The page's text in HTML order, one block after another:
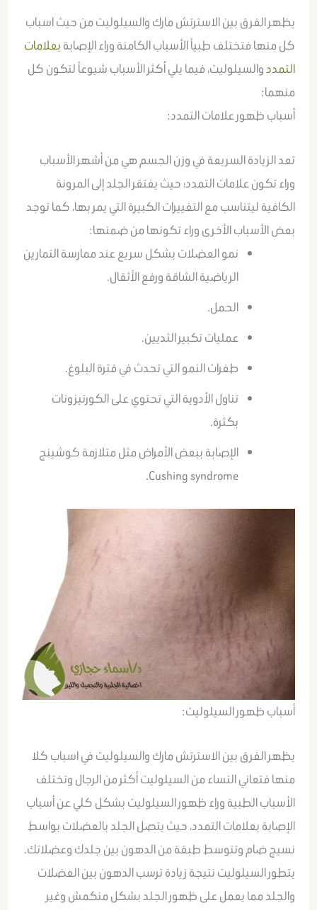
يظهر الفرق بين الاسترتش مارك والسيلوليت من حيث اسباب
كل منها فتختلف طبياً الأسباب الكامنة وراء الإصابة بعلامات
التمددوالسيلوليت، فيما يلي أكثر الأسباب شيوعاً لتكون كل
منهما:
أسباب ظهور علامات التمدد:
تعد الزيادة السريعة في وزن الجسم هي من أشهر الأسباب
وراء تكون علامات التمدد؛ حيث يفتقر الجلد إلى المرونة
الكافية ليتناسب مع التغييرات الكبيرة التي يمر بها، كما توجد
بعض الأسباب الأخرى وراء تكونها من ضمنها:
نمو العضلات بشكل سريع عند ممارسة التمارين
الرياضية الشاقة ورفع الأثقال.
الحمل.
عمليات تكبير الثديين.
طفرات النمو التي تحدث في فترة البلوغ.
تناول الأدوية التي تحتوي على الكورتيزونات
بكثرة.
الإصابة ببعض الأمراض مثل متلازمة كوشينج
Cushing syndrome.
أسباب ظهور السيلوليت:
يظهر الفرق بين الاسترتش مارك والسيلوليت في اسباب كلا
منها فتعاني النساء من السيلوليت أكثر من الرجال وتختلف
الأسباب الطبية وراء ظهور السيلوليت بشكل كلي عن أسباب
الإصابة بعلامات التمدد، حيث يتصل الجلد بالعضلات بواسط
نسيج ضام وتتوسط طبقة من الدهون بين جلدك وعضلاتك.
يتطور السيلوليت نتيجة زيادة ترسب الدهون بين العضلات
والجلد مما يعمل على ظهور الجلد بشكل منكمش وغير